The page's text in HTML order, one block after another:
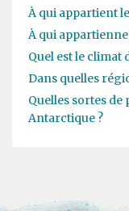
À qui appartient
À qui
Quel est le climat
Dans quelles
Quelles sortes
Antarctique ?